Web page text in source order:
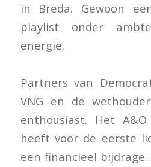
in Breda. Gewoon
playlist onder
energie.
Partners van
VNG en de
enthousiast. Het
heeft voor de eerste
een financieel